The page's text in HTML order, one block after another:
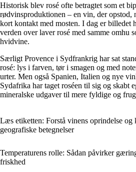
Historisk blev rosé ofte betragtet som et
rødvinsproduktionen – en vin, der opstod,
kort kontakt med mosten. I dag er billedet
verden over laver rosé med samme omhu
hvidvine.
Særligt Provence i Sydfrankrig har sat
rosé: lys i farven, tør i smagen og med
urter. Men også Spanien, Italien og nye
Sydafrika har taget roséen til sig og skabt
mineralske udgaver til mere fyldige og
Læs etiketten: Forstå vinens oprindelse og
geografiske betegnelser
Temperaturens rolle: Sådan påvirker
friskhed